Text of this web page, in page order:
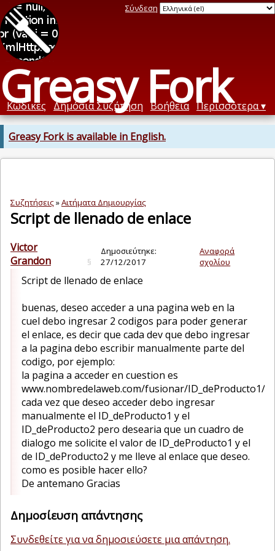
Greasy Fork
Σύνδεση
Κώδικες Δημόσια Συζήτηση Βοήθεια Περισσότερα
Greasy Fork is available in English.
Συζητήσεις»Αιτήματα Δημιουργίας
Script de llenado de enlace
Victor
Grandon
§
Δημοσιεύτηκε:
27/12/2017
Αναφορά
σχολίου
Script de llenado de enlace
buenas, deseo acceder a una pagina web en la
cuel debo ingresar 2 codigos para poder generar
el enlace, es decir que cada dev que debo ingresar
a la pagina debo escribir manualmente parte del
codigo, por ejemplo:
la pagina a acceder en cuestion es
www.nombredelaweb.com/fusionar/ID_deProducto1/
cada vez que deseo acceder debo ingresar
manualmente el ID_deProducto1 y el
ID_deProducto2 pero desearia que un cuadro de
dialogo me solicite el valor de ID_deProducto1 y el
de ID_deProducto2 y me lleve al enlace que deseo.
como es posible hacer ello?
De antemano Gracias
Δημοσίευση απάντησης
Συνδεθείτε για να δημοσιεύσετε μια απάντηση.